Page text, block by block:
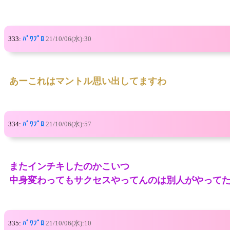
333: ﾊﾟﾜﾌﾟﾛ 21/10/06(水):30
あーこれはマントル思い出してますわ
334: ﾊﾟﾜﾌﾟﾛ 21/10/06(水):57
またインチキしたのかこいつ
中身変わってもサクセスやってんのは別人がやって
335: ﾊﾟﾜﾌﾟﾛ 21/10/06(水):10